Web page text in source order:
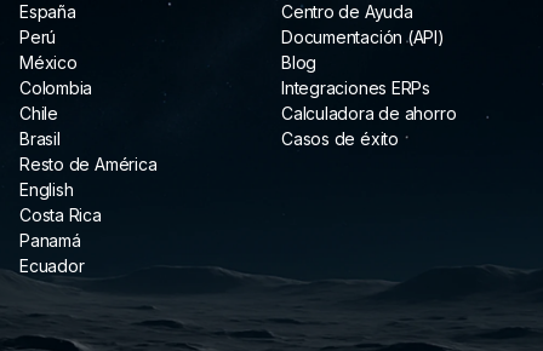
España
Perú
México
Colombia
Chile
Brasil
Resto de América
English
Costa Rica
Panamá
Ecuador
Centro de Ayuda
Documentación (API)
Blog
Integraciones ERPs
Calculadora de ahorro
Casos de éxito